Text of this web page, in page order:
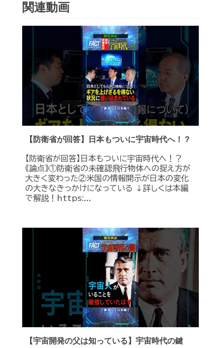
関連動画
【防衛省が回答】日本もついに宇宙時代へ！？
【防衛省が回答】日本もついに宇宙時代へ！？
《論点》①防衛省の未確認飛行物体への捉え方が
大きく変わった②米国の情報開示が日本の変化
の大きなきっかけになっている ↓詳しくは本編
で解説！https:...
【宇宙開発の父は知っている】宇宙時代の鍵